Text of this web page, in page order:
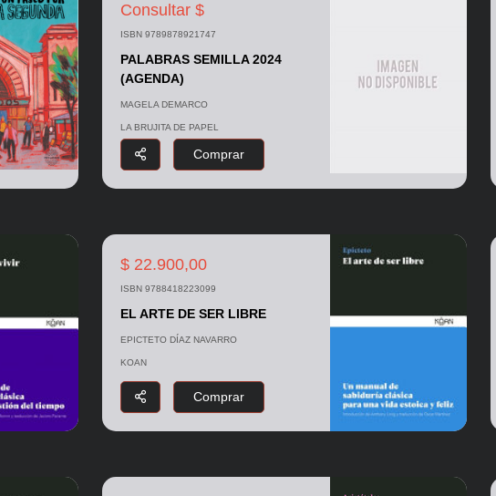
Consultar $
ISBN 9789878921747
PALABRAS SEMILLA 2024
(AGENDA)
MAGELA DEMARCO
LA BRUJITA DE PAPEL
Comprar
$ 22.900,00
ISBN 9788418223099
EL ARTE DE SER LIBRE
EPICTETO DÍAZ NAVARRO
KOAN
Comprar